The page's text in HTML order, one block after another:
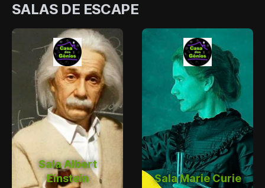
SALAS DE ESCAPE
Sala Albert
Einstein
Sala Marie Curie